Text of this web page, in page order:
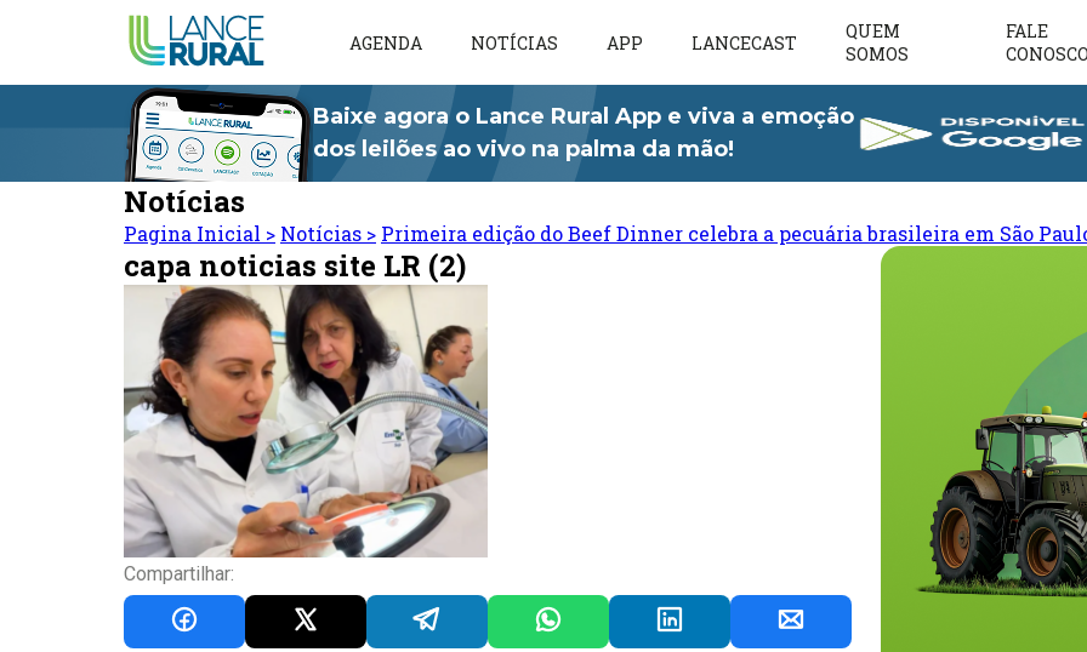
AGENDA NOTÍCIAS APP LANCECAST
QUEM
SOMOS
FALE
CONOSCO
Baixe agora o Lance Rural App e viva a emoção
dos leilões ao vivo na palma da mão!
Notícias
Pagina Inicial > Notícias > Primeira edição do Beef Dinner celebra a pecuária brasileira em São
capa noticias site LR (2)
Compartilhar: